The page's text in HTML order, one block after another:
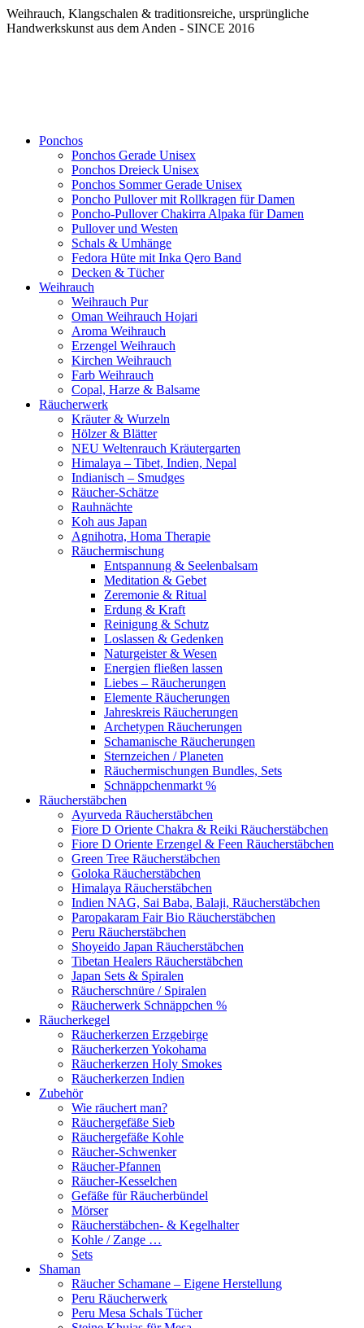
Weihrauch, Klangschalen & traditionsreiche, ursprüngliche
Handwerkskunst aus dem Anden - SINCE 2016
Ponchos
Ponchos Gerade Unisex
Ponchos Dreieck Unisex
Ponchos Sommer Gerade Unisex
Poncho Pullover mit Rollkragen für Damen
Poncho-Pullover Chakirra Alpaka für Damen
Pullover und Westen
Schals & Umhänge
Fedora Hüte mit Inka Qero Band
Decken & Tücher
Weihrauch
Weihrauch Pur
Oman Weihrauch Hojari
Aroma Weihrauch
Erzengel Weihrauch
Kirchen Weihrauch
Farb Weihrauch
Copal, Harze & Balsame
Räucherwerk
Kräuter & Wurzeln
Hölzer & Blätter
NEU Weltenrauch Kräutergarten
Himalaya – Tibet, Indien, Nepal
Indianisch – Smudges
Räucher-Schätze
Rauhnächte
Koh aus Japan
Agnihotra, Homa Therapie
Räuchermischung
Entspannung & Seelenbalsam
Meditation & Gebet
Zeremonie & Ritual
Erdung & Kraft
Reinigung & Schutz
Loslassen & Gedenken
Naturgeister & Wesen
Energien fließen lassen
Liebes – Räucherungen
Elemente Räucherungen
Jahreskreis Räucherungen
Archetypen Räucherungen
Schamanische Räucherungen
Sternzeichen / Planeten
Räuchermischungen Bundles, Sets
Schnäppchenmarkt %
Räucherstäbchen
Ayurveda Räucherstäbchen
Fiore D Oriente Chakra & Reiki Räucherstäbchen
Fiore D Oriente Erzengel & Feen Räucherstäbchen
Green Tree Räucherstäbchen
Goloka Räucherstäbchen
Himalaya Räucherstäbchen
Indien NAG, Sai Baba, Balaji, Räucherstäbchen
Paropakaram Fair Bio Räucherstäbchen
Peru Räucherstäbchen
Shoyeido Japan Räucherstäbchen
Tibetan Healers Räucherstäbchen
Japan Sets & Spiralen
Räucherschnüre / Spiralen
Räucherwerk Schnäppchen %
Räucherkegel
Räucherkerzen Erzgebirge
Räucherkerzen Yokohama
Räucherkerzen Holy Smokes
Räucherkerzen Indien
Zubehör
Wie räuchert man?
Räuchergefäße Sieb
Räuchergefäße Kohle
Räucher-Schwenker
Räucher-Pfannen
Räucher-Kesselchen
Gefäße für Räucherbündel
Mörser
Räucherstäbchen- & Kegelhalter
Kohle / Zange …
Sets
Shaman
Räucher Schamane – Eigene Herstellung
Peru Räucherwerk
Peru Mesa Schals Tücher